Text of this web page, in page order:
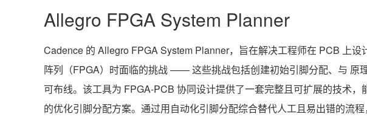
Allegro FPGA System Planner
Cadence 的 Allegro FPGA System Planner，旨在解决工程师在 PCB 上设
阵列（FPGA）时面临的挑战 —— 这些挑战包括创建初始引脚分配、与 原
可布线。该工具为 FPGA-PCB 协同设计提供了一套完整且可扩展的技术，
的优化引脚分配方案。通过用自动化引脚分配综合替代人工且易出错的流程